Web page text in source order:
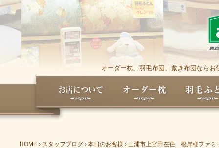
オーダー枕、羽毛布団、敷き布団なら
HOME › スタッフブログ › 本日のお客様 › 三浦市上宮田在住 根岸様ファミ